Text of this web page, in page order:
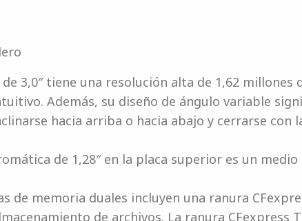
3,0″ tiene una resolución alta de 1,62
Además, su diseño de ángulo variable
hacia arriba o hacia abajo y cerrarse con
de 1,28″ en la placa superior es un
de memoria duales incluyen una ranura
de archivos. La ranura CFexpress